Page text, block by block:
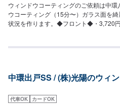
ウィンドウコーティングのご依頼は中
ウコーティング（15分〜）ガラス面を
状況を作ります。◆フロント◆・3,720
をさまたあげつぎらつく油膜をスッキ
中環出戸SS / (株)光陽のウィ
代車OK カードOK